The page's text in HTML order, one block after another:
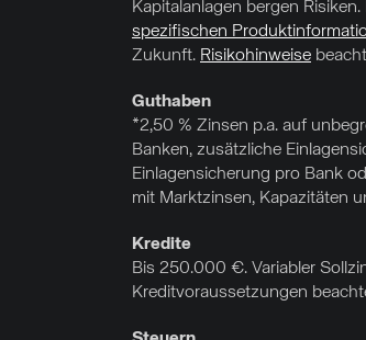
Kapitalanlagen bergen
spezifischen
Zukunft. Risikohinweise
Guthaben
*2,50 % Zinsen p.a. auf
Banken, zusätzliche
Einlagensicherung pro Bank
mit Marktzinsen, Kapazitäten
Kredite
Bis 250.000 €. Variabler
Kreditvoraussetzungen